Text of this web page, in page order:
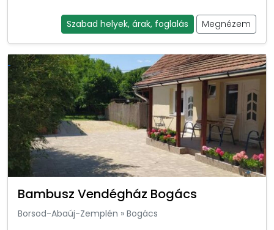
Szabad helyek, árak, foglalás Megnézem
Bambusz Vendégház Bogács
Borsod-Abaúj-Zemplén » Bogács